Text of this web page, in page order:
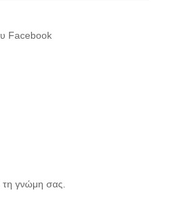
Facebook
τη γνώμη σας.